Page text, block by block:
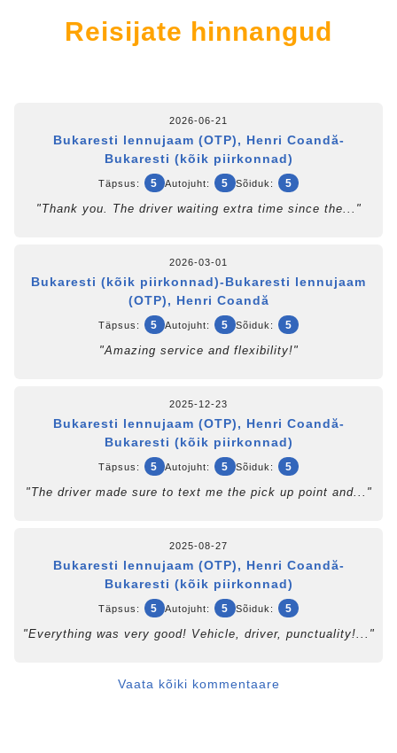
Reisijate hinnangud
2026-06-21
Bukaresti lennujaam (OTP), Henri Coandă-
Bukaresti (kõik piirkonnad)
Täpsus: 5 Autojuht: 5 Sõiduk: 5
"Thank you. The driver waiting extra time since the..."
2026-03-01
Bukaresti (kõik piirkonnad)-Bukaresti lennujaam
(OTP), Henri Coandă
Täpsus: 5 Autojuht: 5 Sõiduk: 5
"Amazing service and flexibility!"
2025-12-23
Bukaresti lennujaam (OTP), Henri Coandă-
Bukaresti (kõik piirkonnad)
Täpsus: 5 Autojuht: 5 Sõiduk: 5
"The driver made sure to text me the pick up point and..."
2025-08-27
Bukaresti lennujaam (OTP), Henri Coandă-
Bukaresti (kõik piirkonnad)
Täpsus: 5 Autojuht: 5 Sõiduk: 5
"Everything was very good! Vehicle, driver, punctuality!..."
Vaata kõiki kommentaare